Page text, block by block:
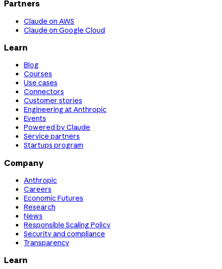
Partners
Claude on AWS
Claude on Google Cloud
Learn
Blog
Courses
Use cases
Connectors
Customer stories
Engineering at Anthropic
Events
Powered by Claude
Service partners
Startups program
Company
Anthropic
Careers
Economic Futures
Research
News
Responsible Scaling Policy
Security and compliance
Transparency
Learn